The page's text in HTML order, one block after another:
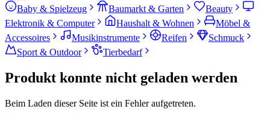
Baby & Spielzeug Baumarkt & Garten
Beauty
Elektronik & Computer
Haushalt & Wohnen
Möbel &
Accessoires
Musikinstrumente Reifen
Schmuck
Sport & Outdoor
Tierbedarf
Produkt konnte nicht geladen werden
Beim Laden dieser Seite ist ein Fehler aufgetreten.